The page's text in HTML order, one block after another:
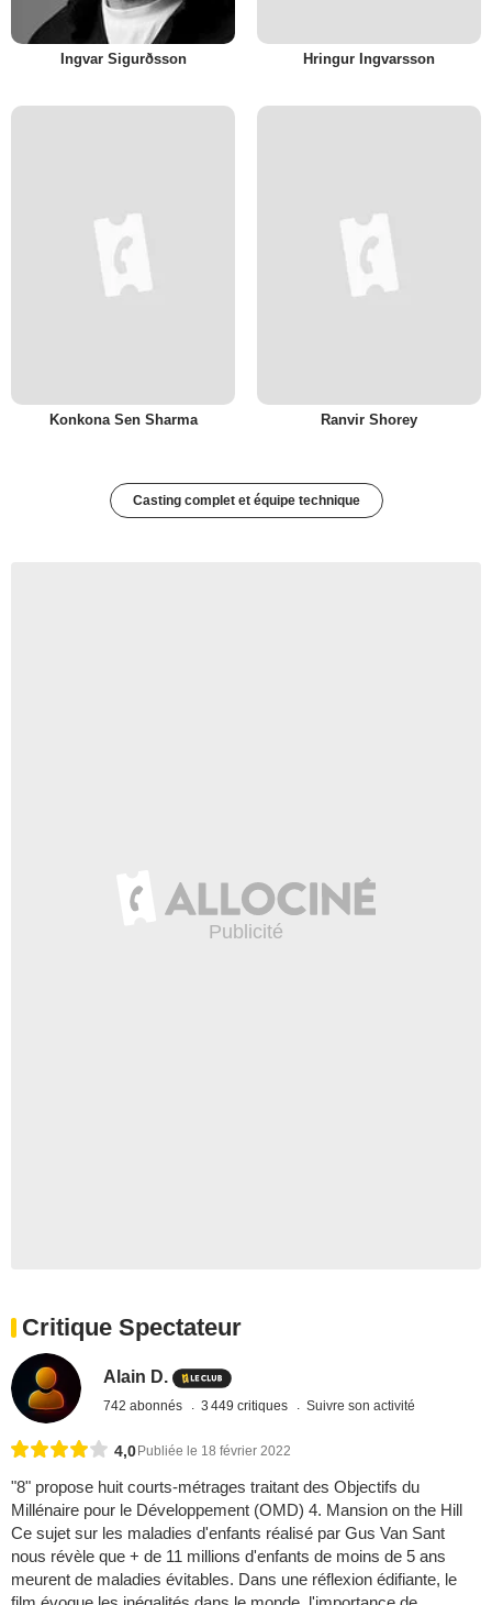
Ingvar Sigurðsson Hringur Ingvarsson
Konkona Sen Sharma Ranvir Shorey
Casting complet et équipe technique
Critique Spectateur
Alain D.
742 abonnés 3 449 critiques Suivre son activité
4,0Publiée le 18 février 2022
"8" propose huit courts-métrages traitant des Objectifs du
Millénaire pour le Développement (OMD) 4. Mansion on the Hill
Ce sujet sur les maladies d'enfants réalisé par Gus Van Sant
nous révèle que + de 11 millions d'enfants de moins de 5 ans
meurent de maladies évitables. Dans une réflexion édifiante, le